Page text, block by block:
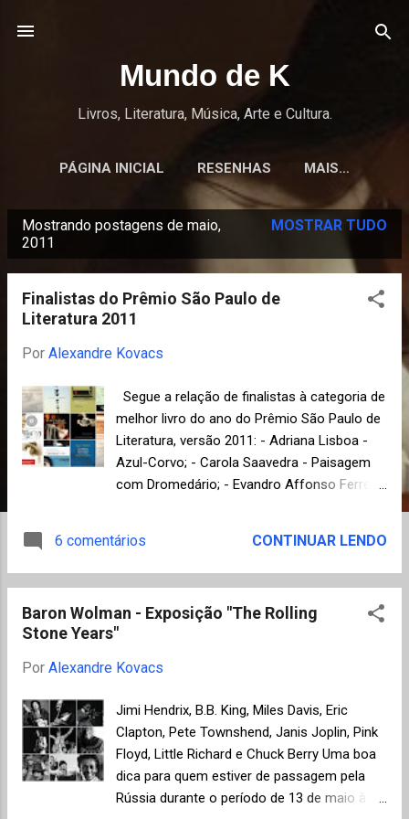
Mundo de K
Livros, Literatura, Música, Arte e Cultura.
PÁGINA INICIAL RESENHAS MAIS…
Mostrando postagens de maio,
2011
MOSTRAR TUDO
Finalistas do Prêmio São Paulo de
Literatura 2011
Por Alexandre Kovacs
Segue a relação de finalistas à categoria de
melhor livro do ano do Prêmio São Paulo de
Literatura, versão 2011: - Adriana Lisboa -
Azul-Corvo; - Carola Saavedra - Paisagem
com Dromedário; - Evandro Affonso Ferreira
Vê a Lua; - Menalton Braff - Bolero de Ravel;
- Miguel Sanches Neto - Chá das Cinco com
Demônios e Maldições; - Ronaldo Wrobel -
Passageiro do Fim do Dia; - Sérgio Mudado -
Juca Peralta. Para a categoria de melhor
livro do ano de autor estreante (alguns nem
tão estreantes assim) foram selecionados
os seguintes dez finalistas: - Andréa del
Fuego - Os Malaquias; - Bráulio Mantovani -
6 comentários CONTINUAR LENDO
Baron Wolman - Exposição "The Rolling
Stone Years"
Por Alexandre Kovacs
Jimi Hendrix, B.B. King, Miles Davis, Eric
Clapton, Pete Townshend, Janis Joplin, Pink
Floyd, Little Richard e Chuck Berry Uma boa
dica para quem estiver de passagem pela
Rússia durante o período de 13 de maio à 22